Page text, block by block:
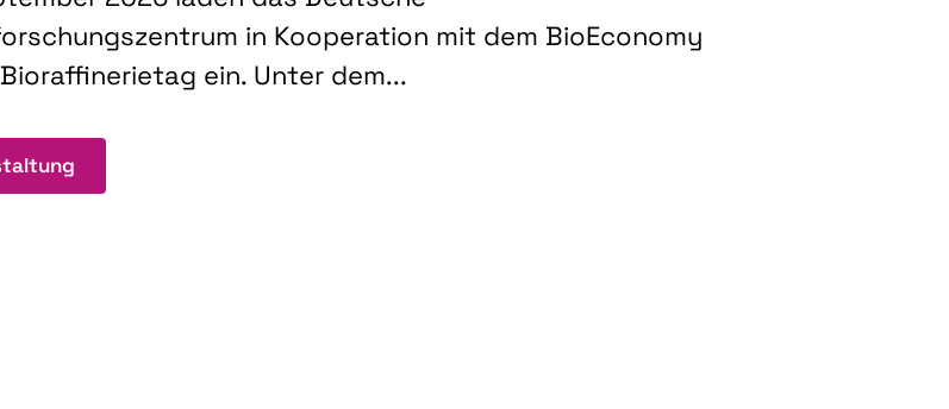
in Kooperation mit dem BioEconomy
Bioraffinerietag ein. Unter dem...
: 7. Bioraffinerietag "Schlüsseltechnologien für biobasierte Produkte und Kraftstoffe"